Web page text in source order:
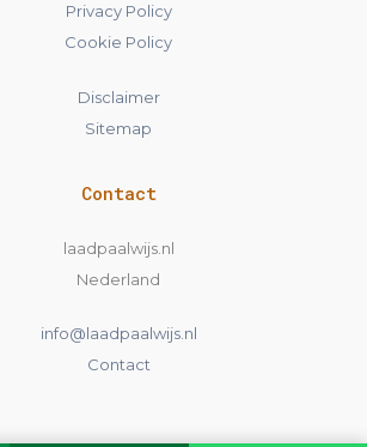
Privacy Policy
Cookie Policy
Disclaimer
Sitemap
Contact
laadpaalwijs.nl
Nederland
info@laadpaalwijs.nl
Contact